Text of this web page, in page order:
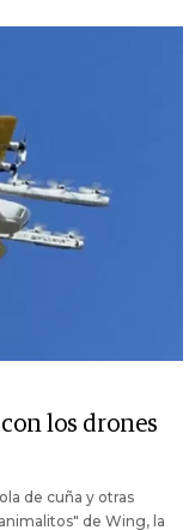
los drones
de cuña y otras
de Wing, la